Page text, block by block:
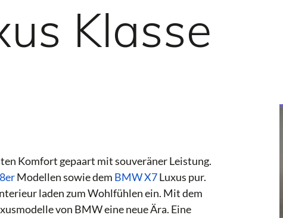
Klasse
Komfort gepaart mit souveräner Leistung.
Modellen sowie dem BMW X7Luxus pur.
laden zum Wohlfühlen ein. Mit dem
von BMW eine neue Ära. Eine